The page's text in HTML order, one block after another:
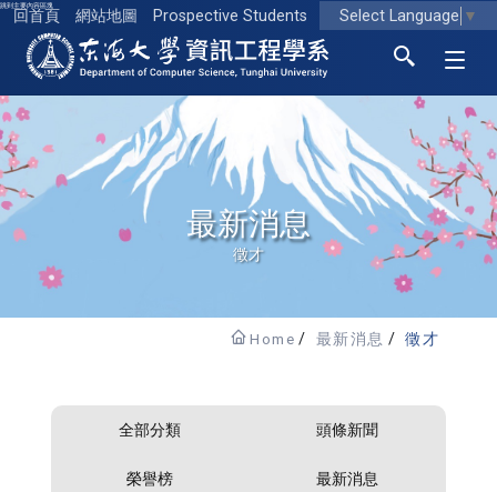
跳到主要內容區塊
回首頁 網站地圖 Prospective Students Select Language ▼
東海大學logo
最新消息
徵才
Home 最新消息 徵才
全部分類 頭條新聞
榮譽榜 最新消息